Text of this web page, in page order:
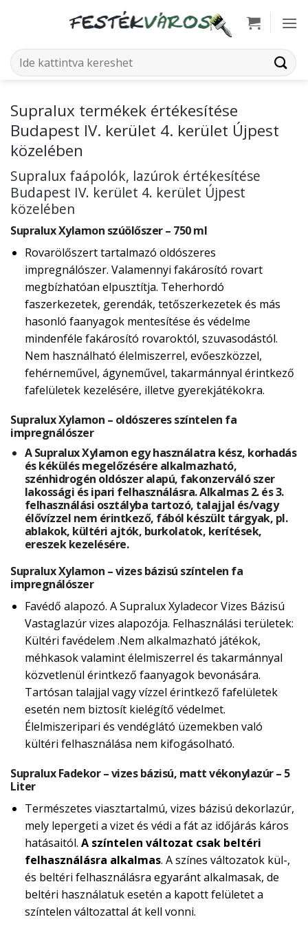
Keresés
a
Supralux termékek értékesítése
Budapest IV. kerület 4. kerület Újpest
közelében
Supralux faápolók, lazúrok értékesítése
Budapest IV. kerület 4. kerület Újpest
közelében
Supralux Xylamon szúölőszer – 750 ml
Rovarölőszert tartalmazó oldószeres
impregnálószer. Valamennyi fakárosító rovart
megbízhatóan elpusztítja. Teherhordó
faszerkezetek, gerendák, tetőszerkezetek és más
hasonló faanyagok mentesítése és védelme
mindenféle fakárosító rovaroktól, szuvasodástól.
Nem használható élelmiszerrel, evőeszközzel,
fehérneművel, ágyneművel, takarmánnyal érintkező
fafelületek kezelésére, illetve gyerekjátékokra.
Supralux Xylamon – oldószeres színtelen fa
impregnálószer
A Supralux Xylamon egy használatra kész, korhadás
és kékülés megelőzésére alkalmazható,
szénhidrogén oldószer alapú, fakonzerváló szer
lakossági és ipari felhasználásra. Alkalmas 2. és 3.
felhasználási osztályba tartozó, talajjal és/vagy
élővízzel nem érintkező, fából készült tárgyak, pl.
ablakok, kültéri ajtók, burkolatok, kerítések,
ereszek kezelésére.
Supralux Xylamon – vizes bázisú színtelen fa
impregnálószer
Favédő alapozó. A Supralux Xyladecor Vizes Bázisú
Vastaglazúr vizes alapozója. Felhasználási területek:
Kültéri favédelem .Nem alkalmazható játékok,
méhkasok valamint élelmiszerrel és takarmánnyal
közvetlenül érintkező faanyagok bevonására.
Tartósan talajjal vagy vízzel érintkező fafelületek
esetén nem biztosít kielégítő védelmet.
Élelmiszeripari és vendéglátó üzemekben való
kültéri felhasználása nem kifogásolható.
Supralux Fadekor – vizes bázisú, matt vékonylazúr – 5
Liter
Természetes viasztartalmú, vizes bázisú dekorlazúr,
mely lepergeti a vizet és védi a fát az időjárás káros
hatásaitól. A színtelen változat csak beltéri
felhasználásra alkalmas. A színes változatok kül-,
és beltéri felhasználásra egyaránt alkalmasak, de
beltéri használatuk esetén a kapott felületet a
színtelen változattal át kell vonni.